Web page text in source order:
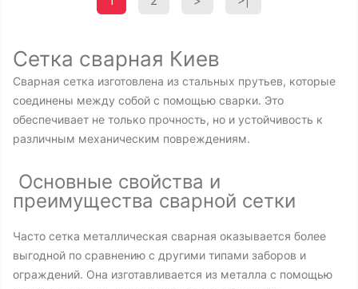
Сетка сварная Киев
Сварная сетка изготовлена из стальных прутьев, которые
соединены между собой с помощью сварки. Это
обеспечивает не только прочность, но и устойчивость к
различным механическим повреждениям.
Основные свойства и
преимущества сварной сетки
Часто сетка металлическая сварная оказывается более
выгодной по сравнению с другими типами заборов и
ограждений. Она изготавливается из металла с помощью